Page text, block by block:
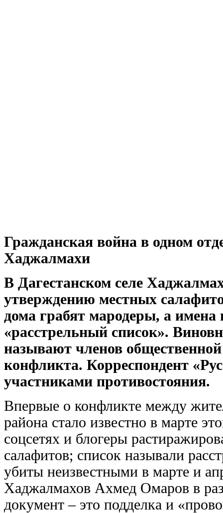
Гражданская война в одном
Хаджалмахи
В Дагестанском селе
утверждению местных
дома грабят мародеры, а имена
«расстрельный список».
называют членов
конфликта. Корреспондент
участниками противостояния.
Впервые о конфликте между
района стало известно в марте
соцсетях и блогеры
салафитов; список называли
убиты неизвестными в марте и
Хаджалмахов Ахмед Омаров в
документ – это подделка и